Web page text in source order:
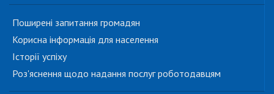
Поширені запитання громадян
Корисна інформація для населення
Історії успіху
Роз'яснення щодо надання послуг роботодавцям